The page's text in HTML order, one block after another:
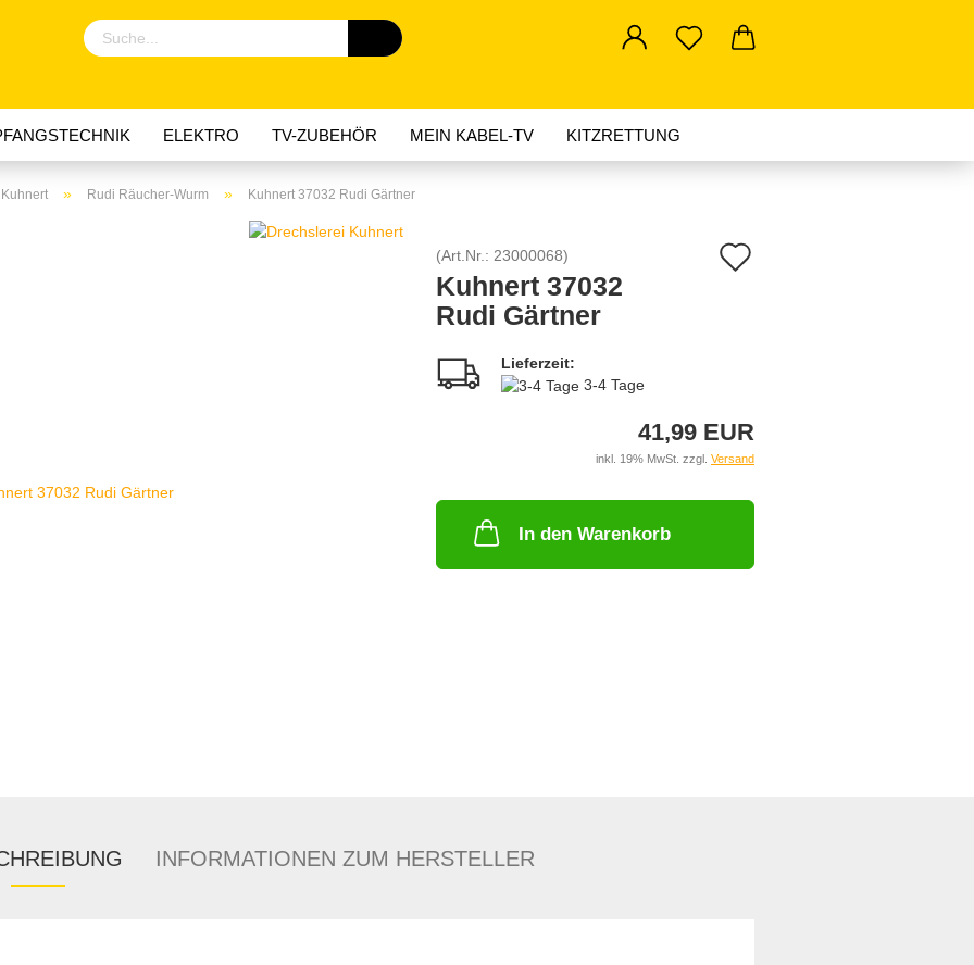
ELEKTRO TV-ZUBEHÖR MEIN KABEL-TV KITZRETTUNG
» Rudi Räucher-Wurm » Kuhnert 37032 Rudi Gärtner
(Art.Nr.: 23000068)
Kuhnert 37032
Rudi Gärtner
Lieferzeit:
3-4 Tage
41,99 EUR
inkl. 19% MwSt. zzgl. Versand
In den Warenkorb
INFORMATIONEN ZUM HERSTELLER